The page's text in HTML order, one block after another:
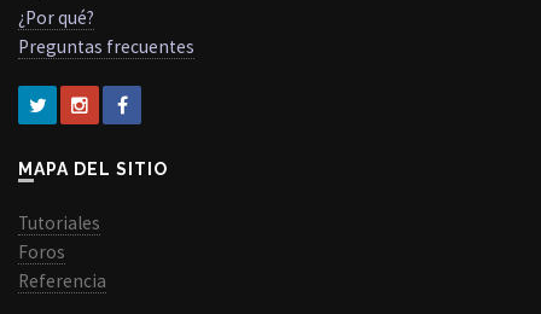
¿Por qué?
Preguntas frecuentes
MAPA DEL SITIO
Tutoriales
Foros
Referencia